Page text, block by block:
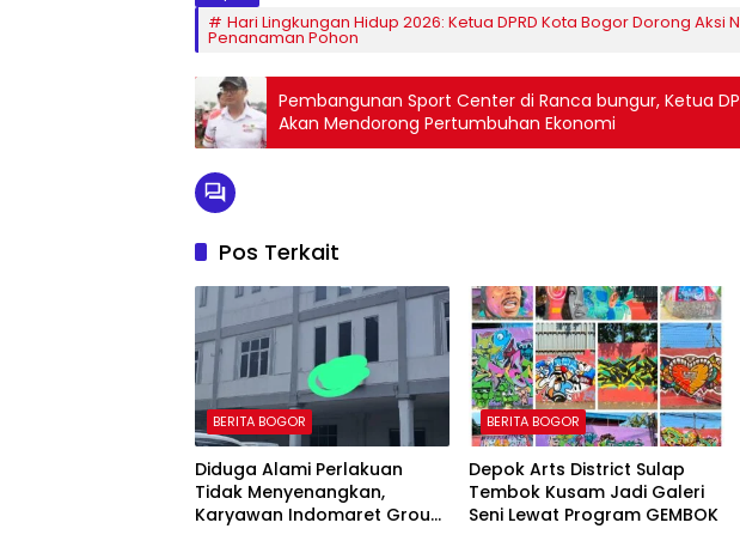
Hari Lingkungan Hidup 2026: Ketua DPRD Kota Bogor Dorong Aksi
Penanaman Pohon
Pembangunan Sport Center di Ranca bungur, Ketua
Akan Mendorong Pertumbuhan Ekonomi
Pos Terkait
BERITA BOGOR
Diduga Alami Perlakuan
Tidak Menyenangkan,
Karyawan Indomaret Group
BERITA BOGOR
Depok Arts District Sulap
Tembok Kusam Jadi Galeri
Seni Lewat Program GEMBOK